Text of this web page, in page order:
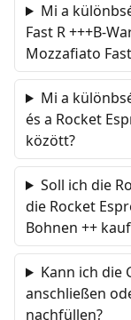
Mi a
Fast R +++B-
Mozzafiato
Mi a
és a Rocket
között?
Soll ich die
die Rocket
Bohnen ++
Kann ich die
anschließen
nachfüllen?